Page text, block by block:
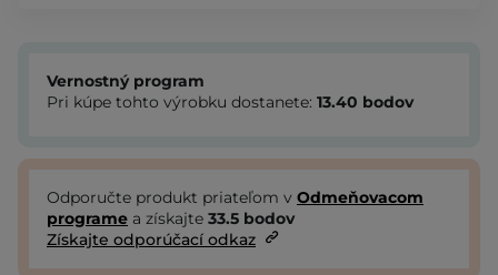
Vernostný program
Pri kúpe tohto výrobku dostanete: 13.40 bodov
Odporučte produkt priateľom v Odmeňovacom
programe a získajte 33.5 bodov
Získajte odporúčací odkaz